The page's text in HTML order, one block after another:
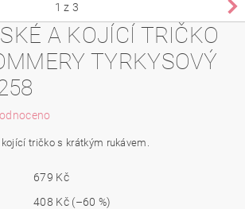
1 z 3
A KOJÍCÍ TRIČKO
TYRKYSOVÝ
tričko s krátkým rukávem.
679 Kč
408 Kč (–60 %)